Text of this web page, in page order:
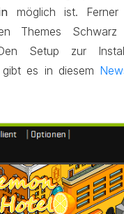
möglich ist.
Themes
Setup zur
gibt es in diesem